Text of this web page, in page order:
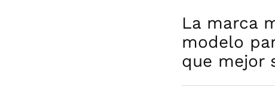
La marca
modelo
que mejor